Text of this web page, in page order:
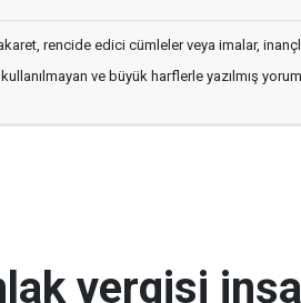
rencide edici cümleler veya imalar,
ve büyük harflerle yazılmış
vergisi